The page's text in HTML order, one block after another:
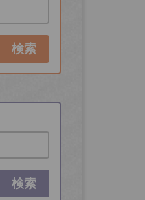
検索
検索